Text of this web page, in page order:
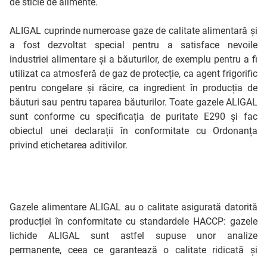
de sticle de alimente.
ALIGAL cuprinde numeroase gaze de calitate alimentară și
a fost dezvoltat special pentru a satisface nevoile
industriei alimentare și a băuturilor, de exemplu pentru a fi
utilizat ca atmosferă de gaz de protecție, ca agent frigorific
pentru congelare și răcire, ca ingredient în producția de
băuturi sau pentru taparea băuturilor. Toate gazele ALIGAL
sunt conforme cu specificația de puritate E290 și fac
obiectul unei declarații în conformitate cu Ordonanța
privind etichetarea aditivilor.
Gazele alimentare ALIGAL au o calitate asigurată datorită
producției în conformitate cu standardele HACCP: gazele
lichide ALIGAL sunt astfel supuse unor analize
permanente, ceea ce garantează o calitate ridicată și